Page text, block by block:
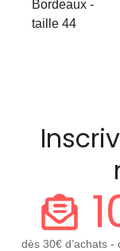
Bordeaux -
taille 44
dès 30€ d’achats